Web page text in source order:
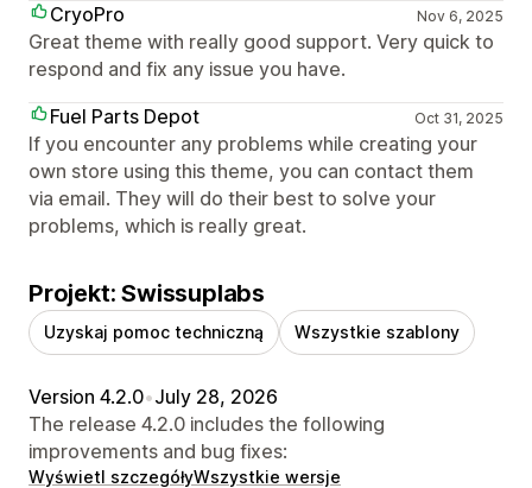
CryoPro
Nov 6, 2025
Great theme with really good support. Very quick to
respond and fix any issue you have.
Fuel Parts Depot
Oct 31, 2025
If you encounter any problems while creating your
own store using this theme, you can contact them
via email. They will do their best to solve your
problems, which is really great.
Projekt: Swissuplabs
Uzyskaj pomoc techniczną Wszystkie szablony
Version 4.2.0•July 28, 2026
The release 4.2.0 includes the following
improvements and bug fixes:
Wyświetl szczegółyWszystkie wersje